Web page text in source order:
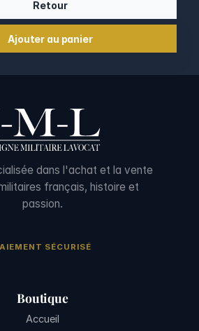
Retour
Ajouter au panier
dans l'achat et la vente
français, histoire et
passion.
SÉCURISÉ
Boutique
Accueil